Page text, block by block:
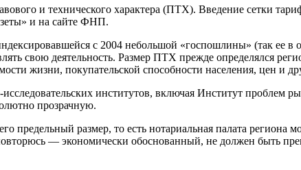
и технического характера (ПТХ). Введение сетки
и на сайте ФНП.
с 2004 небольшой «госпошлины» (так ее
свою деятельность. Размер ПТХ прежде определялся
жизни, покупательской способности населения, цен и
институтов, включая Институт проблем
прозрачную.
предельный размер, то есть нотариальная палата региона
— экономически обоснованный, не должен быть